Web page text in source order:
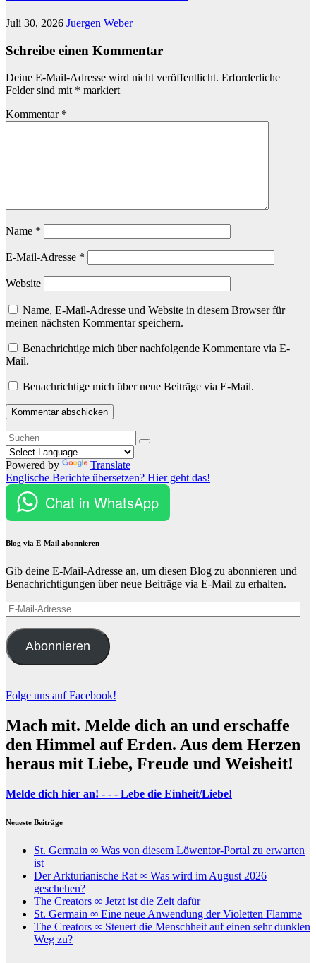
Juli 30, 2026 Juergen Weber
Schreibe einen Kommentar
Deine E-Mail-Adresse wird nicht veröffentlicht. Erforderliche
Felder sind mit * markiert
Kommentar *
Name *
E-Mail-Adresse *
Website
Name, E-Mail-Adresse und Website in diesem Browser für
meinen nächsten Kommentar speichern.
Benachrichtige mich über nachfolgende Kommentare via E-
Mail.
Benachrichtige mich über neue Beiträge via E-Mail.
Powered by
Translate
Englische Berichte übersetzen? Hier geht das!
Chat in WhatsApp
Blog via E-Mail abonnieren
Gib deine E-Mail-Adresse an, um diesen Blog zu abonnieren und
Benachrichtigungen über neue Beiträge via E-Mail zu erhalten.
E-
Mail-
Adresse
Abonnieren
Folge uns auf Facebook!
Mach mit. Melde dich an und erschaffe
den Himmel auf Erden. Aus dem Herzen
heraus mit Liebe, Freude und Weisheit!
Melde dich hier an! - - - Lebe die Einheit/Liebe!
Neueste Beiträge
St. Germain ∞ Was von diesem Löwentor-Portal zu erwarten
ist
Der Arkturianische Rat ∞ Was wird im August 2026
geschehen?
The Creators ∞ Jetzt ist die Zeit dafür
St. Germain ∞ Eine neue Anwendung der Violetten Flamme
The Creators ∞ Steuert die Menschheit auf einen sehr dunklen
Weg zu?